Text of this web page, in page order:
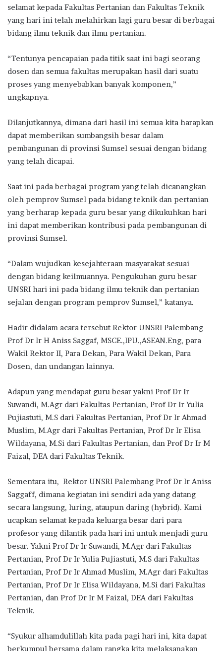
selamat kepada Fakultas Pertanian dan Fakultas Teknik
yang hari ini telah melahirkan lagi guru besar di berbagai
bidang ilmu teknik dan ilmu pertanian.
“Tentunya pencapaian pada titik saat ini bagi seorang
dosen dan semua fakultas merupakan hasil dari suatu
proses yang menyebabkan banyak komponen,”
ungkapnya.
Dilanjutkannya, dimana dari hasil ini semua kita harapkan
dapat memberikan sumbangsih besar dalam
pembangunan di provinsi Sumsel sesuai dengan bidang
yang telah dicapai.
Saat ini pada berbagai program yang telah dicanangkan
oleh pemprov Sumsel pada bidang teknik dan pertanian
yang berharap kepada guru besar yang dikukuhkan hari
ini dapat memberikan kontribusi pada pembangunan di
provinsi Sumsel.
“Dalam wujudkan kesejahteraan masyarakat sesuai
dengan bidang keilmuannya. Pengukuhan guru besar
UNSRI hari ini pada bidang ilmu teknik dan pertanian
sejalan dengan program pemprov Sumsel,” katanya.
Hadir didalam acara tersebut Rektor UNSRI Palembang
Prof Dr Ir H Aniss Saggaf, MSCE.,IPU.,ASEAN.Eng, para
Wakil Rektor II, Para Dekan, Para Wakil Dekan, Para
Dosen, dan undangan lainnya.
Adapun yang mendapat guru besar yakni Prof Dr Ir
Suwandi, M.Agr dari Fakultas Pertanian, Prof Dr Ir Yulia
Pujiastuti, M.S dari Fakultas Pertanian, Prof Dr Ir Ahmad
Muslim, M.Agr dari Fakultas Pertanian, Prof Dr Ir Elisa
Wildayana, M.Si dari Fakultas Pertanian, dan Prof Dr Ir M
Faizal, DEA dari Fakultas Teknik.
Sementara itu, Rektor UNSRI Palembang Prof Dr Ir Aniss
Saggaff, dimana kegiatan ini sendiri ada yang datang
secara langsung, luring, ataupun daring (hybrid). Kami
ucapkan selamat kepada keluarga besar dari para
profesor yang dilantik pada hari ini untuk menjadi guru
besar. Yakni Prof Dr Ir Suwandi, M.Agr dari Fakultas
Pertanian, Prof Dr Ir Yulia Pujiastuti, M.S dari Fakultas
Pertanian, Prof Dr Ir Ahmad Muslim, M.Agr dari Fakultas
Pertanian, Prof Dr Ir Elisa Wildayana, M.Si dari Fakultas
Pertanian, dan Prof Dr Ir M Faizal, DEA dari Fakultas
Teknik.
“Syukur alhamdulillah kita pada pagi hari ini, kita dapat
berkumpul bersama dalam rangka kita melaksanakan